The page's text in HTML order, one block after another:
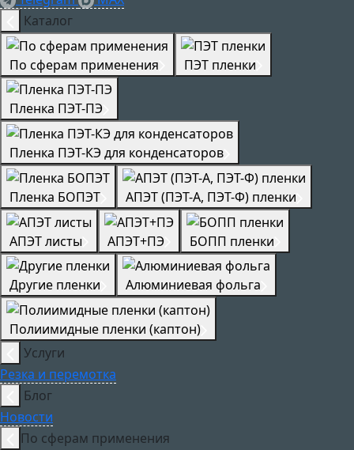
Каталог
По сферам применения ПЭТ пленки
Пленка ПЭТ-ПЭ
Пленка ПЭТ-КЭ для конденсаторов
Пленка БОПЭТ АПЭТ (ПЭТ-А, ПЭТ-Ф) пленки
АПЭТ листы АПЭТ+ПЭ БОПП пленки
Другие пленки Алюминиевая фольга
Полиимидные пленки (каптон)
Услуги
Резка и перемотка
Блог
Новости
По сферам применения